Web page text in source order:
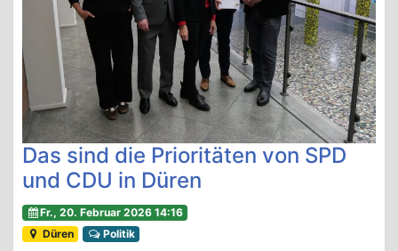
Das sind die Prioritäten von SPD
und CDU in Düren
Fr., 20. Februar 2026 14:16
Düren
Politik